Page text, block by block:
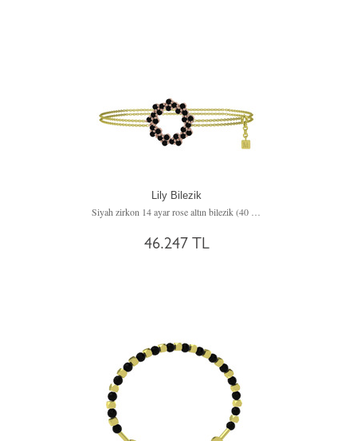
Lily Bilezik
46.247 TL